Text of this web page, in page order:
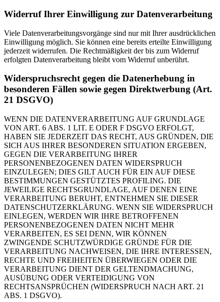
Widerruf Ihrer Einwilligung zur Datenverarbeitung
Viele Datenverarbeitungsvorgänge sind nur mit Ihrer ausdrücklichen
Einwilligung möglich. Sie können eine bereits erteilte Einwilligung
jederzeit widerrufen. Die Rechtmäßigkeit der bis zum Widerruf
erfolgten Datenverarbeitung bleibt vom Widerruf unberührt.
Widerspruchsrecht gegen die Datenerhebung in
besonderen Fällen sowie gegen Direktwerbung (Art.
21 DSGVO)
WENN DIE DATENVERARBEITUNG AUF GRUNDLAGE
VON ART. 6 ABS. 1 LIT. E ODER F DSGVO ERFOLGT,
HABEN SIE JEDERZEIT DAS RECHT, AUS GRÜNDEN, DIE
SICH AUS IHRER BESONDEREN SITUATION ERGEBEN,
GEGEN DIE VERARBEITUNG IHRER
PERSONENBEZOGENEN DATEN WIDERSPRUCH
EINZULEGEN; DIES GILT AUCH FÜR EIN AUF DIESE
BESTIMMUNGEN GESTÜTZTES PROFILING. DIE
JEWEILIGE RECHTSGRUNDLAGE, AUF DENEN EINE
VERARBEITUNG BERUHT, ENTNEHMEN SIE DIESER
DATENSCHUTZERKLÄRUNG. WENN SIE WIDERSPRUCH
EINLEGEN, WERDEN WIR IHRE BETROFFENEN
PERSONENBEZOGENEN DATEN NICHT MEHR
VERARBEITEN, ES SEI DENN, WIR KÖNNEN
ZWINGENDE SCHUTZWÜRDIGE GRÜNDE FÜR DIE
VERARBEITUNG NACHWEISEN, DIE IHRE INTERESSEN,
RECHTE UND FREIHEITEN ÜBERWIEGEN ODER DIE
VERARBEITUNG DIENT DER GELTENDMACHUNG,
AUSÜBUNG ODER VERTEIDIGUNG VON
RECHTSANSPRÜCHEN (WIDERSPRUCH NACH ART. 21
ABS. 1 DSGVO).